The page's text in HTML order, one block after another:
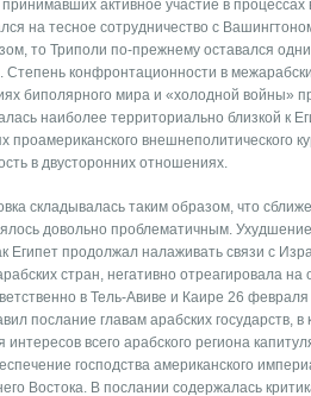
активное участие в процессах
на тесное сотрудничество с
то Триполи по-прежнему оставался
Степень конфронтационности в
биполярного мира и «холодной войны»
наиболее территориально близкой к
проамериканского внешнеполитического
в двусторонних отношениях.
складывалась таким образом, что
довольно проблематичным.
Египет продолжал налаживать связи с
стран, негативно отреагировала на
в Тель-Авиве и Каире 26
послание главам арабских государств, в
всего арабского региона
господства американского
Востока. В послании содержалась